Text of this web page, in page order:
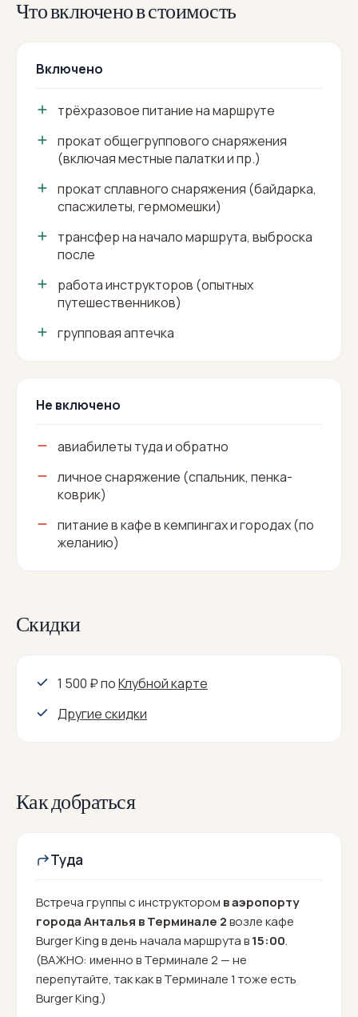
Что включено в стоимость
Включено
трёхразовое питание на маршруте
прокат общегруппового снаряжения
(включая местные палатки и пр.)
прокат сплавного снаряжения (байдарка,
спасжилеты, гермомешки)
трансфер на начало маршрута, выброска
после
работа инструкторов (опытных
путешественников)
групповая аптечка
Не включено
авиабилеты туда и обратно
личное снаряжение (спальник, пенка-
коврик)
питание в кафе в кемпингах и городах (по
желанию)
Скидки
1 500 ₽поКлубной карте
Другие скидки
Как добраться
Туда
Встреча группы с инструктором в аэропорту
города Анталья в Терминале 2возле кафе
Burger King в день начала маршрута в15:00.
(ВАЖНО: именно в Терминале 2 — не
перепутайте, так как в Терминале 1 тоже есть
Burger King.)